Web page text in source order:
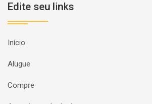
Edite seu links
Início
Alugue
Compre